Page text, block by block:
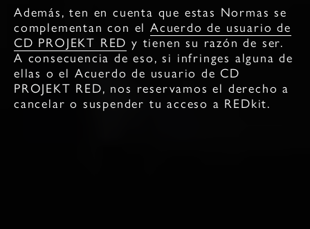
Además, ten en cuenta que estas Normas se
complementan con elAcuerdo de usuario de
CD PROJEKT RED y tienen su razón de ser.
A consecuencia de eso, si infringes alguna de
ellas o el Acuerdo de usuario de CD
PROJEKT RED, nos reservamos el derecho a
cancelar o suspender tu acceso a REDkit.